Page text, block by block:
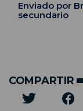
Enviado por
secundario
COMPARTIR